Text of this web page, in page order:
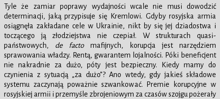
Tyle że zamiar poprawy wydajności wcale nie musi dowodzić
determinacji, jaką przypisuje się Kremlowi. Gdyby rosyjska armia
osiągnęła zakładane cele w Ukrainie, nikt by się jej dziadostwa i
toczącego ją złodziejstwa nie czepiał. W strukturach quasi-
państwowych, de factomafijnych, korupcja jest narzędziem
sprawowania władzy. Rentą, gwarantem lojalności. Póki beneficjent
nie nakradnie za dużo, póty jest bezpieczny. Kiedy mamy do
czynienia z sytuacją „za dużo”? Ano wtedy, gdy jakieś składowe
systemu zaczynają poważnie szwankować. Premie korupcyjne w
rosyjskiej armii i przemyśle zbrojeniowym za czasów szojgu pożerały